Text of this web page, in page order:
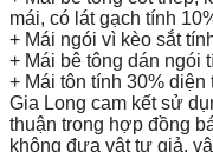
mái, có lát gạch tính
+ Mái ngói vì kèo sắt
+ Mái bê tông dán ngói
+ Mái tôn tính 30% diện
Gia Long cam kết sử
thuận trong hợp đồng
không đưa vật tư giả,